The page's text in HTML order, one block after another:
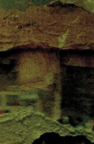
encore
compte